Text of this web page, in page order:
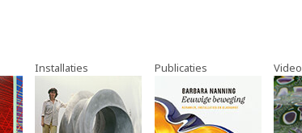
Installaties Publicaties Video